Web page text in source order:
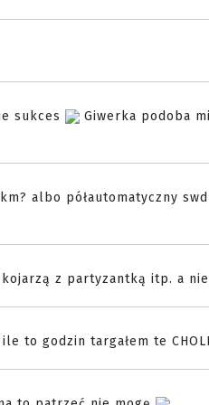
sukces
Giwerka podoba
albo półautomatyczny
z partyzantką itp. a
to godzin targałem te